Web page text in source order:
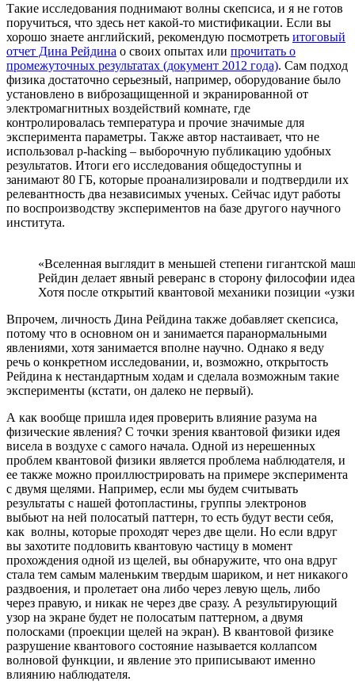
Такие исследования поднимают волны скепсиса, и я не готов
поручиться, что здесь нет какой-то мистификации. Если вы
хорошо знаете английский, рекомендую посмотреть итоговый
отчет Дина Рейдина о своих опытах или прочитать о
промежуточных результатах (документ 2012 года). Сам подход
физика достаточно серьезный, например, оборудование было
установлено в виброзащищенной и экранированной от
электромагнитных воздействий комнате, где
контролировалась температура и прочие значимые для
эксперимента параметры. Также автор настаивает, что не
использовал p-hacking – выборочную публикацию удобных
результатов. Итоги его исследования общедоступны и
занимают 80 ГБ, которые проанализировали и подтвердили их
релевантность два независимых ученых. Сейчас идут работы
по воспроизводству экспериментов на базе другого научного
института.
«Вселенная выглядит в меньшей степени гигантской
Рейдин делает явный реверанс в сторону философии
Хотя после открытий квантовой механики позиции
Впрочем, личность Дина Рейдина также добавляет скепсиса,
потому что в основном он и занимается паранормальными
явлениями, хотя занимается вполне научно. Однако я веду
речь о конкретном исследовании, и, возможно, открытость
Рейдина к нестандартным ходам и сделала возможным такие
эксперименты (кстати, он далеко не первый).
А как вообще пришла идея проверить влияние разума на
физические явления? С точки зрения квантовой физики идея
висела в воздухе с самого начала. Одной из нерешенных
проблем квантовой физики является проблема наблюдателя, и
ее также можно проиллюстрировать на примере эксперимента
с двумя щелями. Например, если мы будем считывать
результаты с нашей фотопластины, группы электронов
выбьют на ней полосатый паттерн, то есть будут вести себя,
как волны, которые проходят через две щели. Но если вдруг
вы захотите подловить квантовую частицу в момент
прохождения одной из щелей, вы обнаружите, что она вдруг
стала тем самым маленьким твердым шариком, и нет никакого
раздвоения, и пролетает она либо через левую щель, либо
через правую, и никак не через две сразу. А результирующий
узор на экране будет не полосатым паттерном, а двумя
полосками (проекции щелей на экран). В квантовой физике
разрушение квантового состояние называется коллапсом
волновой функции, и явление это приписывают именно
влиянию наблюдателя.